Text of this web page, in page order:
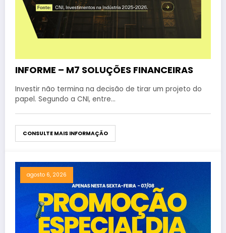
INFORME – M7 SOLUÇÕES FINANCEIRAS
Investir não termina na decisão de tirar um projeto do
papel. Segundo a CNI, entre…
CONSULTE MAIS INFORMAÇÃO
agosto 6, 2026